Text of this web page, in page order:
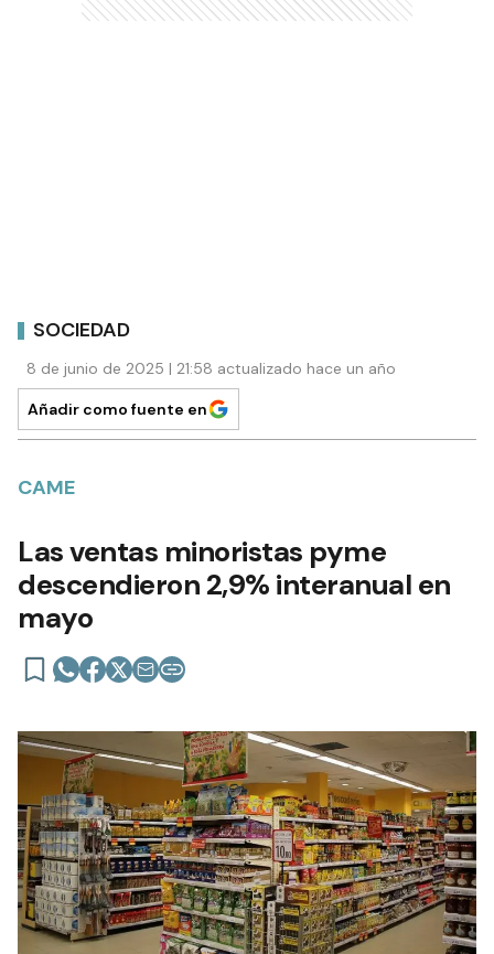
SOCIEDAD
8 de junio de 2025 | 21:58 actualizado hace un año
Añadir como fuente en
CAME
Las ventas minoristas pyme
descendieron 2,9% interanual en
mayo